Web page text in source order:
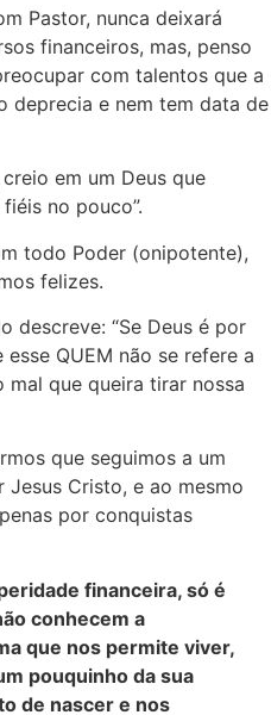
Pastor, nunca deixará
financeiros, mas, penso
com talentos que a
deprecia e nem tem data de
em um Deus que
no pouco”.
todo Poder (onipotente),
felizes.
descreve: “Se Deus é por
esse QUEM não se refere a
que queira tirar nossa
que seguimos a um
Jesus Cristo, e ao mesmo
por conquistas
financeira, só é
conhecem a
que nos permite viver,
pouquinho da sua
de nascer e nos